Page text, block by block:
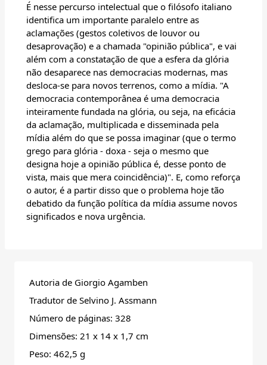
É nesse percurso intelectual que o filósofo italiano
identifica um importante paralelo entre as
aclamações (gestos coletivos de louvor ou
desaprovação) e a chamada "opinião pública", e vai
além com a constatação de que a esfera da glória
não desaparece nas democracias modernas, mas
desloca-se para novos terrenos, como a mídia. "A
democracia contemporânea é uma democracia
inteiramente fundada na glória, ou seja, na eficácia
da aclamação, multiplicada e disseminada pela
mídia além do que se possa imaginar (que o termo
grego para glória - doxa - seja o mesmo que
designa hoje a opinião pública é, desse ponto de
vista, mais que mera coincidência)". E, como reforça
o autor, é a partir disso que o problema hoje tão
debatido da função política da mídia assume novos
significados e nova urgência.
Autoria de Giorgio Agamben
Tradutor de Selvino J. Assmann
Número de páginas: 328
Dimensões: 21 x 14 x 1,7 cm
Peso: 462,5 g